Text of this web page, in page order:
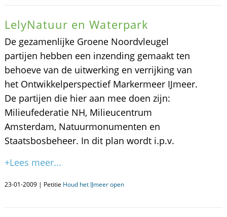
LelyNatuur en Waterpark
De gezamenlijke Groene Noordvleugel
partijen hebben een inzending gemaakt ten
behoeve van de uitwerking en verrijking van
het Ontwikkelperspectief Markermeer IJmeer.
De partijen die hier aan mee doen zijn:
Milieufederatie NH, Milieucentrum
Amsterdam, Natuurmonumenten en
Staatsbosbeheer. In dit plan wordt i.p.v.
+Lees meer...
23-01-2009 | Petitie Houd het IJmeer open